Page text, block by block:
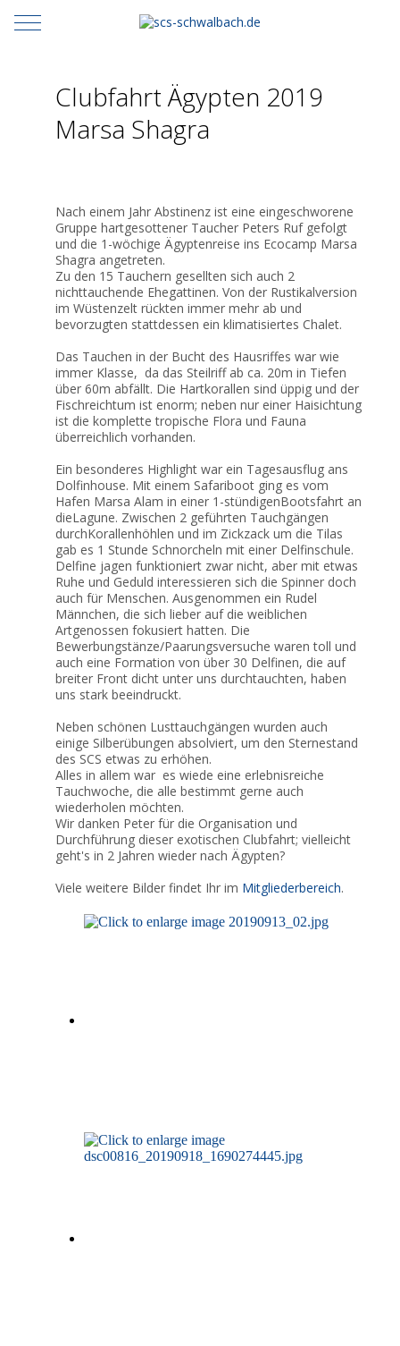
Mobile Menu Toggle
Clubfahrt Ägypten 2019
Marsa Shagra
Nach einem Jahr Abstinenz ist eine eingeschworene
Gruppe hartgesottener Taucher Peters Ruf gefolgt
und die 1-wöchige Ägyptenreise ins Ecocamp Marsa
Shagra angetreten.
Zu den 15 Tauchern gesellten sich auch 2
nichttauchende Ehegattinen. Von der Rustikalversion
im Wüstenzelt rückten immer mehr ab und
bevorzugten stattdessen ein klimatisiertes Chalet.
Das Tauchen in der Bucht des Hausriffes war wie
immer Klasse, da das Steilriff ab ca. 20m in Tiefen
über 60m abfällt. Die Hartkorallen sind üppig und der
Fischreichtum ist enorm; neben nur einer Haisichtung
ist die komplette tropische Flora und Fauna
überreichlich vorhanden.
Ein besonderes Highlight war ein Tagesausflug ans
Dolfinhouse. Mit einem Safariboot ging es vom
Hafen Marsa Alam in einer 1-stündigenBootsfahrt an
dieLagune. Zwischen 2 geführten Tauchgängen
durchKorallenhöhlen und im Zickzack um die Tilas
gab es 1 Stunde Schnorcheln mit einer Delfinschule.
Delfine jagen funktioniert zwar nicht, aber mit etwas
Ruhe und Geduld interessieren sich die Spinner doch
auch für Menschen. Ausgenommen ein Rudel
Männchen, die sich lieber auf die weiblichen
Artgenossen fokusiert hatten. Die
Bewerbungstänze/Paarungsversuche waren toll und
auch eine Formation von über 30 Delfinen, die auf
breiter Front dicht unter uns durchtauchten, haben
uns stark beeindruckt.
Neben schönen Lusttauchgängen wurden auch
einige Silberübungen absolviert, um den Sternestand
des SCS etwas zu erhöhen.
Alles in allem war es wiede eine erlebnisreiche
Tauchwoche, die alle bestimmt gerne auch
wiederholen möchten.
Wir danken Peter für die Organisation und
Durchführung dieser exotischen Clubfahrt; vielleicht
geht's in 2 Jahren wieder nach Ägypten?
Viele weitere Bilder findet Ihr im Mitgliederbereich.